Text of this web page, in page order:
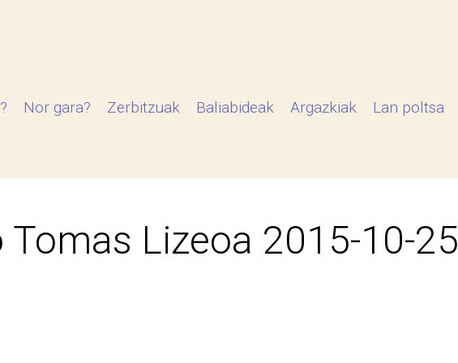
Nor gara? Zerbitzuak Baliabideak Argazkiak Lan poltsa
Tomas Lizeoa 2015-10-25